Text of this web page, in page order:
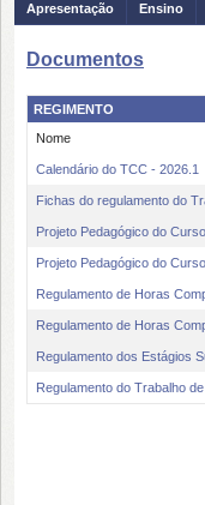
Apresentação Ensino
Documentos
REGIMENTO
Nome
Calendário do TCC - 2026.1
Fichas do regulamento do
Projeto Pedagógico do
Projeto Pedagógico do
Regulamento de Horas
Regulamento de Horas
Regulamento dos Estágios
Regulamento do Trabalho